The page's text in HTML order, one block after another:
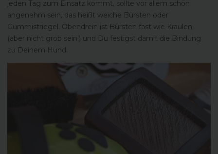
jeden Tag zum Einsatz kommt, sollte vor allem schön
angenehm sein, das heißt weiche Bürsten oder
Gummistriegel. Obendrein ist Bürsten fast wie Kraulen
(aber nicht grob sein!) und Du festigst damit die Bindung
zu Deinem Hund.